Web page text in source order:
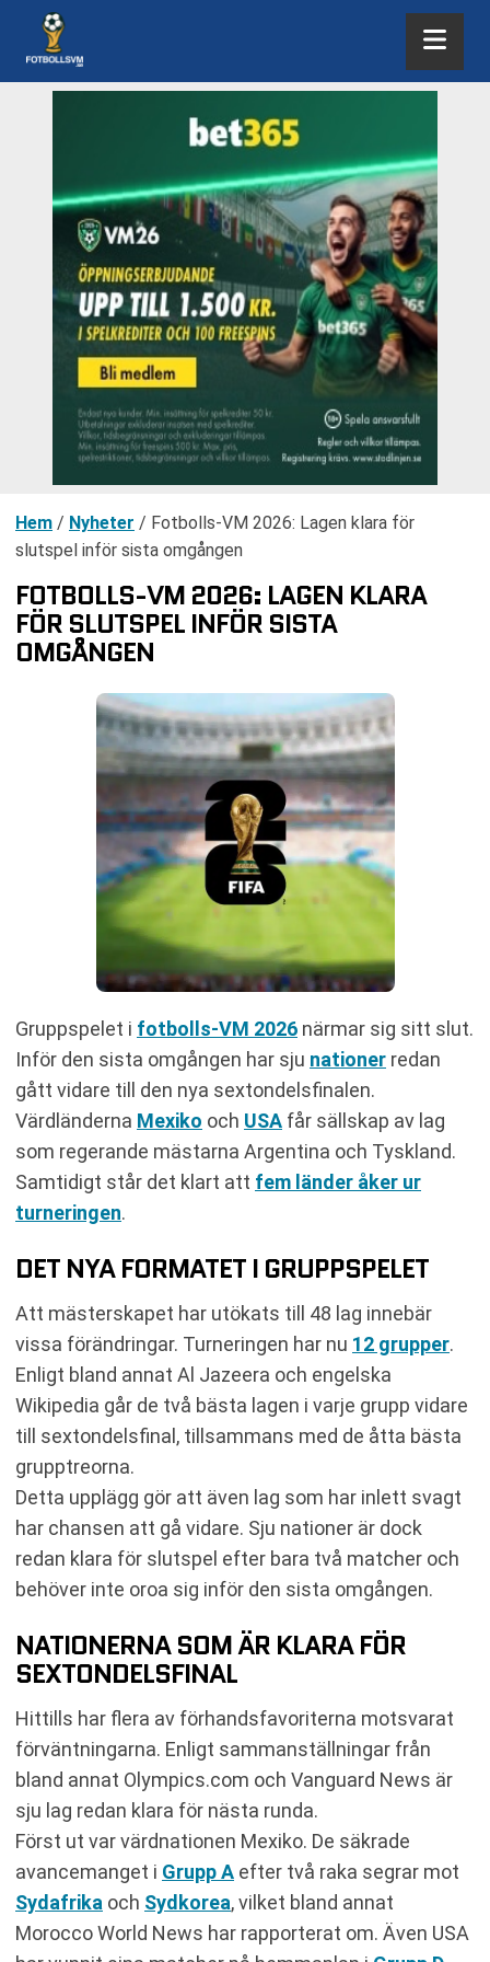
Hem / Nyheter / Fotbolls-VM 2026: Lagen klara för
slutspel inför sista omgången
FOTBOLLS-VM 2026: LAGEN KLARA
FÖR SLUTSPEL INFÖR SISTA
OMGÅNGEN
Gruppspelet i fotbolls-VM 2026 närmar sig sitt slut.
Inför den sista omgången har sju nationer redan
gått vidare till den nya sextondelsfinalen.
Värdländerna Mexiko och USA får sällskap av lag
som regerande mästarna Argentina och Tyskland.
Samtidigt står det klart att fem länder åker ur
turneringen.
DET NYA FORMATET I GRUPPSPELET
Att mästerskapet har utökats till 48 lag innebär
vissa förändringar. Turneringen har nu 12 grupper.
Enligt bland annat Al Jazeera och engelska
Wikipedia går de två bästa lagen i varje grupp vidare
till sextondelsfinal, tillsammans med de åtta bästa
grupptreorna.
Detta upplägg gör att även lag som har inlett svagt
har chansen att gå vidare. Sju nationer är dock
redan klara för slutspel efter bara två matcher och
behöver inte oroa sig inför den sista omgången.
NATIONERNA SOM ÄR KLARA FÖR
SEXTONDELSFINAL
Hittills har flera av förhandsfavoriterna motsvarat
förväntningarna. Enligt sammanställningar från
bland annat Olympics.com och Vanguard News är
sju lag redan klara för nästa runda.
Först ut var värdnationen Mexiko. De säkrade
avancemanget i Grupp A efter två raka segrar mot
Sydafrika och Sydkorea, vilket bland annat
Morocco World News har rapporterat om. Även USA